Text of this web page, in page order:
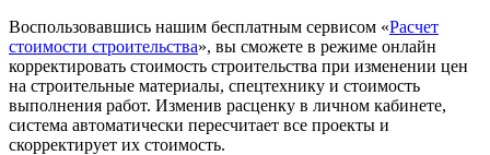
Воспользовавшись нашим бесплатным сервисом «Расчет
стоимости строительства», вы сможете в режиме онлайн
корректировать стоимость строительства при изменении цен
на строительные материалы, спецтехнику и стоимость
выполнения работ. Изменив расценку в личном кабинете,
система автоматически пересчитает все проекты и
скорректирует их стоимость.